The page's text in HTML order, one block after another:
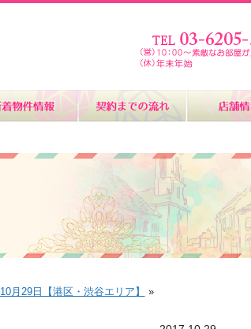
10月29日【港区・渋谷エリア】 »